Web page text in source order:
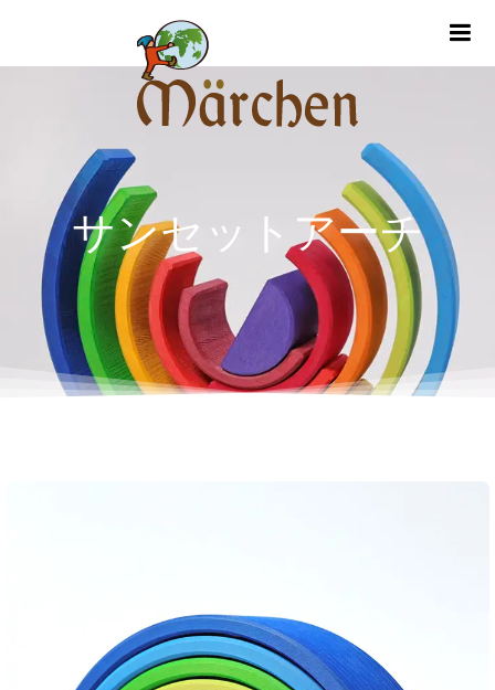
サンセットアーチ